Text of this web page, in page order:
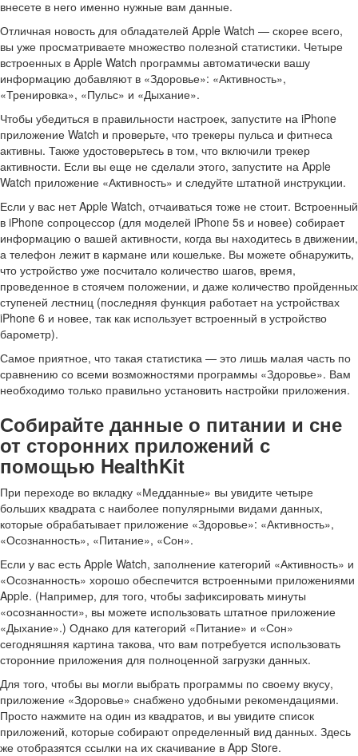
внесете в него именно нужные вам данные.
Отличная новость для обладателей Apple Watch — скорее всего,
вы уже просматриваете множество полезной статистики. Четыре
встроенных в Apple Watch программы автоматически вашу
информацию добавляют в «Здоровье»: «Активность»,
«Тренировка», «Пульс» и «Дыхание».
Чтобы убедиться в правильности настроек, запустите на iPhone
приложение Watch и проверьте, что трекеры пульса и фитнеса
активны. Также удостоверьтесь в том, что включили трекер
активности. Если вы еще не сделали этого, запустите на Apple
Watch приложение «Активность» и следуйте штатной инструкции.
Если у вас нет Apple Watch, отчаиваться тоже не стоит. Встроенный
в iPhone сопроцессор (для моделей iPhone 5s и новее) собирает
информацию о вашей активности, когда вы находитесь в движении,
а телефон лежит в кармане или кошельке. Вы можете обнаружить,
что устройство уже посчитало количество шагов, время,
проведенное в стоячем положении, и даже количество пройденных
ступеней лестниц (последняя функция работает на устройствах
iPhone 6 и новее, так как использует встроенный в устройство
барометр).
Самое приятное, что такая статистика — это лишь малая часть по
сравнению со всеми возможностями программы «Здоровье». Вам
необходимо только правильно установить настройки приложения.
Собирайте данные о питании и сне
от сторонних приложений с
помощью HealthKit
При переходе во вкладку «Медданные» вы увидите четыре
больших квадрата с наиболее популярными видами данных,
которые обрабатывает приложение «Здоровье»: «Активность»,
«Осознанность», «Питание», «Сон».
Если у вас есть Apple Watch, заполнение категорий «Активность» и
«Осознанность» хорошо обеспечится встроенными приложениями
Apple. (Например, для того, чтобы зафиксировать минуты
«осознанности», вы можете использовать штатное приложение
«Дыхание».) Однако для категорий «Питание» и «Сон»
сегодняшняя картина такова, что вам потребуется использовать
сторонние приложения для полноценной загрузки данных.
Для того, чтобы вы могли выбрать программы по своему вкусу,
приложение «Здоровье» снабжено удобными рекомендациями.
Просто нажмите на один из квадратов, и вы увидите список
приложений, которые собирают определенный вид данных. Здесь
же отобразятся ссылки на их скачивание в App Store.